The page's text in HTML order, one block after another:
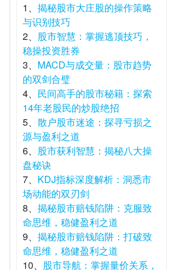
1、 揭秘股市大庄股的操作策略
与识别技巧
2、 股市智慧：掌握逃顶技巧，
稳操投资胜券
3、 MACD与成交量：股市趋势
的双剑合璧
4、 民间高手的股市秘籍：探索
14年老股民的炒股绝招
5、 散户股市迷途：探寻亏损之
源与盈利之道
6、 股市获利智慧：揭秘八大操
盘秘诀
7、 KDJ指标深度解析：洞悉市
场动能的双刃剑
8、 揭秘股市赔钱陷阱：克服致
命思维，稳健盈利之道
9、 揭秘股市赔钱陷阱：打破致
命思维，稳健盈利之道
10、 股市导航：掌握量价关系，